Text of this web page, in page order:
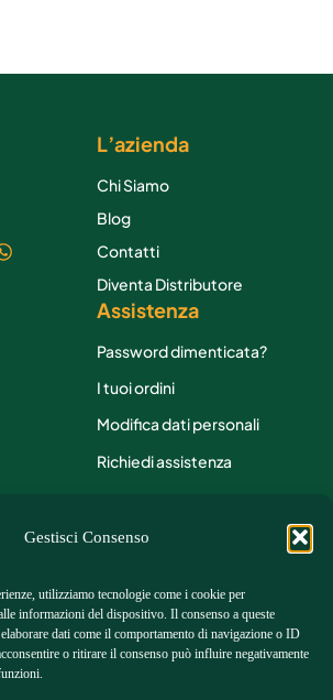
Gestisci Consenso
utilizziamo tecnologie come i cookie per
informazioni del dispositivo. Il consenso a queste
dati come il comportamento di navigazione o ID
o ritirare il consenso può influire negativamente
L’azienda
Chi Siamo
Blog
Contatti
Diventa Distributore
Assistenza
Password dimenticata?
I tuoi ordini
Modifica dati personali
Richiedi assistenza
pocket.com
Gazzana Priaroggia, 83 00054